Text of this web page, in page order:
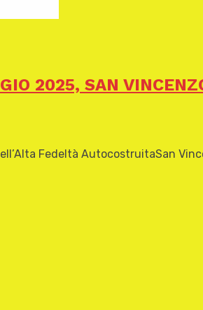
2025, SAN
dell’Alta Fedeltà AutocostruitaSan